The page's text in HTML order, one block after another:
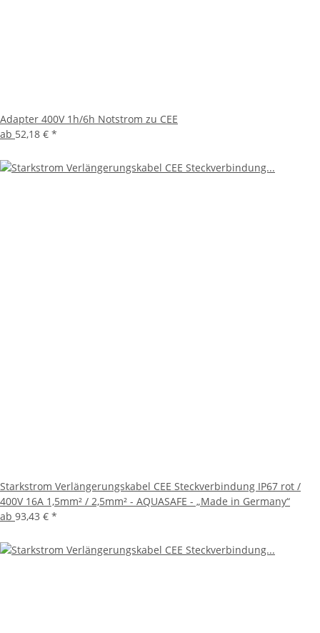
Adapter 400V 1h/6h Notstrom zu CEE
ab 52,18 € *
Starkstrom Verlängerungskabel CEE Steckverbindung IP67 rot /
400V 16A 1,5mm² / 2,5mm² - AQUASAFE - „Made in Germany“
ab 93,43 € *